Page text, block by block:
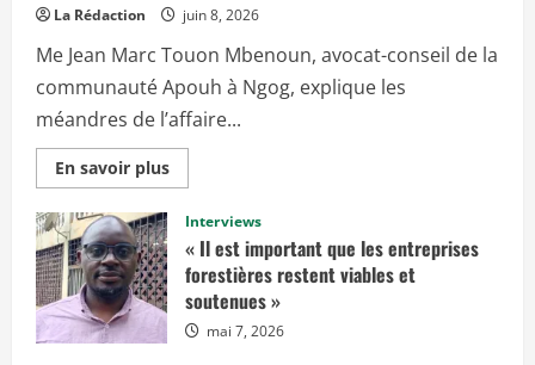
La Rédaction juin 8, 2026
Me Jean Marc Touon Mbenoun, avocat-conseil de la
communauté Apouh à Ngog, explique les
méandres de l’affaire...
En savoir plusE
n
Interviews
« Il est important que les entreprises
forestières restent viables et
soutenues »
mai 7, 2026